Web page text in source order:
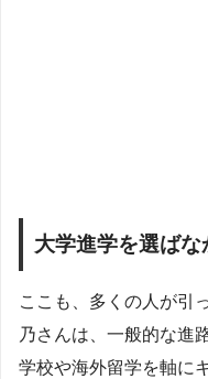
大学進学を選ば
ここも、多くの人が引
乃さんは、一般的な進
学校や海外留学を軸に